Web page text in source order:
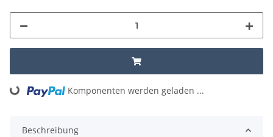
Loading... Komponenten werden geladen ...
Beschreibung